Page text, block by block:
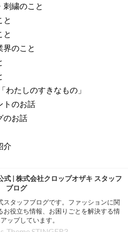
刺繍のこと
と
と
界のこと
わたしのすきなもの」
トのお話
のお話
介
| 株式会社クロップオザキ スタッフ
ブログ
スタッフブログです。ファッションに関
お役立ち情報、お困りごとを解決する情
ップしています。